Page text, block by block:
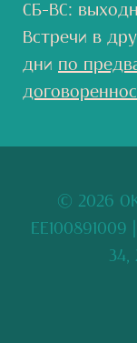
СБ-ВС:
Встречи в
дни по
© 2026
34,